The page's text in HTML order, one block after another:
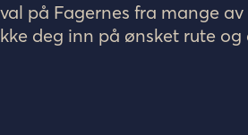
på Fagernes fra mange
deg inn på ønsket rute